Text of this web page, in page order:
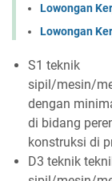
Lowongan
Lowongan
S1 teknik
sipil/mesin/
dengan
di bidang
konstruksi di
D3 teknik